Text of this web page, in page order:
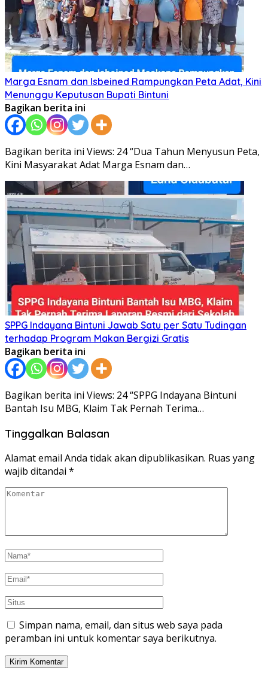
Marga Esnam dan Isbeined Rampungkan Peta Adat, Kini
Menunggu Keputusan Bupati Bintuni
Bagikan berita ini
Bagikan berita ini Views: 24 “Dua Tahun Menyusun Peta,
Kini Masyarakat Adat Marga Esnam dan…
SPPG Indayana Bintuni Jawab Satu per Satu Tudingan
terhadap Program Makan Bergizi Gratis
Bagikan berita ini
Bagikan berita ini Views: 24 “SPPG Indayana Bintuni
Bantah Isu MBG, Klaim Tak Pernah Terima…
Tinggalkan Balasan
Alamat email Anda tidak akan dipublikasikan. Ruas yang
wajib ditandai *
Simpan nama, email, dan situs web saya pada
peramban ini untuk komentar saya berikutnya.